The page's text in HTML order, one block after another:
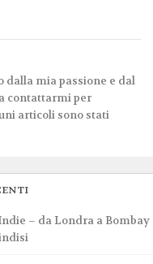
dalla mia passione e dal
contattarmi per
articoli sono stati
– da Londra a Bombay